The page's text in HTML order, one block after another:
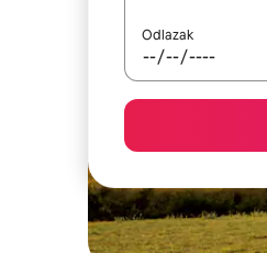
Odlazak